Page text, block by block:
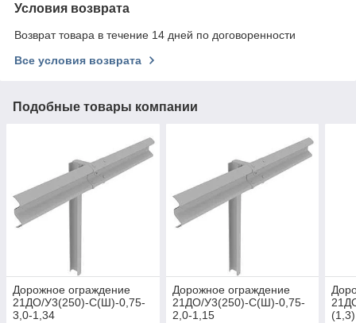
Условия возврата
Возврат товара в течение 14 дней по договоренности
Все условия возврата
Подобные товары компании
Дорожное ограждение
21ДО/У3(250)-С(Ш)-0,75-
3,0-1,34
Дорожное ограждение
21ДО/У3(250)-С(Ш)-0,75-
2,0-1,15
(1,3)